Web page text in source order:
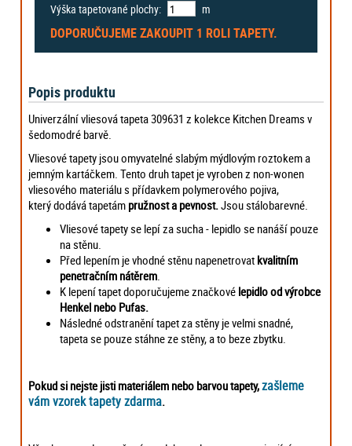
Výška tapetované plochy:
m
DOPORUČUJEME ZAKOUPIT 1 ROLITAPETY.
Popis produktu
Univerzální vliesová tapeta 309631 z kolekce Kitchen Dreams v
šedomodré barvě.
Vliesové tapety jsou omyvatelné slabým mýdlovým roztokem a
jemným kartáčkem. Tento druh tapet je vyroben z non-wonen
vliesového materiálu s přídavkem polymerového pojiva,
který dodává tapetám pružnost a pevnost.Jsou stálobarevné.
Vliesové tapety se lepí za sucha - lepidlo se nanáší pouze
na stěnu.
Před lepením je vhodné stěnu napenetrovat kvalitním
penetračním nátěrem.
K lepení tapet doporučujeme značkové lepidlo od výrobce
Henkel nebo Pufas.
Následné odstranění tapet za stěny je velmi snadné,
tapeta se pouze stáhne ze stěny, a to beze zbytku.
Pokud si nejste jisti materiálem nebo barvou tapety,zašleme
vám vzorek tapety zdarma.